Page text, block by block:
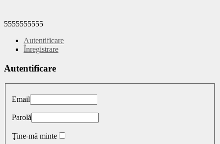
5555555555
Autentificare
Înregistrare
Autentificare
Email
Parolă
Ţine-mă minte